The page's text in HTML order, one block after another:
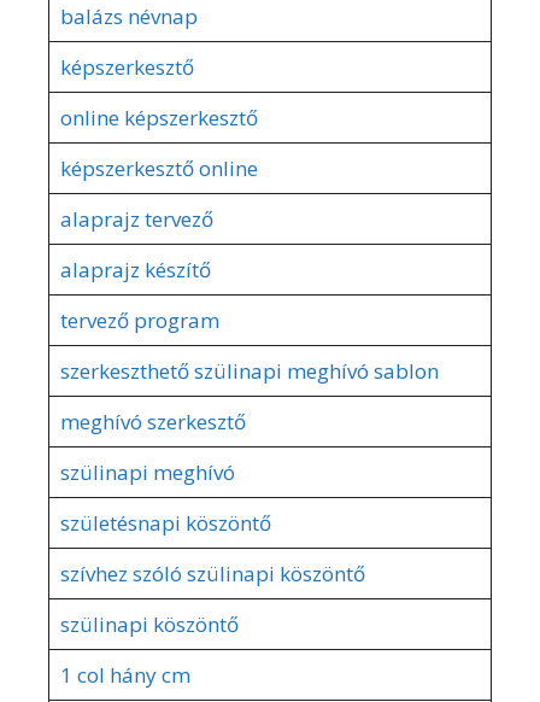
balázs névnap
képszerkesztő
online képszerkesztő
képszerkesztő online
alaprajz tervező
alaprajz készítő
tervező program
szerkeszthető szülinapi meghívó sablon
meghívó szerkesztő
szülinapi meghívó
születésnapi köszöntő
szívhez szóló szülinapi köszöntő
szülinapi köszöntő
1 col hány cm